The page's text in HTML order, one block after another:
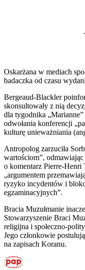
Oskarżana w mediach
badaczka od czasu
Bergeaud-Blackler
skonsultowały z nią
dla tygodnika „Marianne”
odwołania konferencji
kulturę unieważniania
Antropolog zarzuciła
wartościom”,
o komentarz Pierre-Henri
„argumentem
ryzyko incydentów i
egzaminacyjnych”.
Bracia Muzułmanie
Stowarzyszenie Braci
religijna i społeczno-
Jego członkowie
na zapisach Koranu.